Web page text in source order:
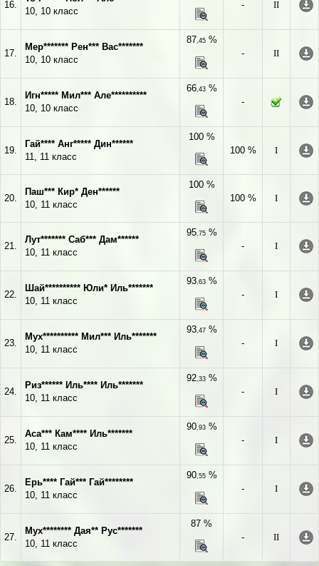
16.
10, 10 класс
- II
17.
Мер******* Рен*** Вас*******
10, 10 класс
87,45%
-
II
18.
Игн***** Мил*** Але**********
10, 10 класс
66,43%
-
19.
Гай**** Анг***** Дин******
11, 11 класс
100 %
100 %
I
20.
Паш*** Кир* Ден******
10, 11 класс
100 %
100 %
I
21.
Лут******* Саб*** Дам******
10, 11 класс
95,75%
-
I
22.
Шай********** Юли* Иль*******
10, 11 класс
93,63%
-
I
23.
Мух********** Мил*** Иль*******
10, 11 класс
93,47%
-
I
24.
Риз****** Иль**** Иль*******
10, 11 класс
92,33%
-
I
25.
Аса*** Кам**** Иль*******
10, 11 класс
90,93%
-
I
26.
Ерь**** Гай*** Гай********
10, 11 класс
90,55%
-
I
27.
Мух******** Дая** Рус*******
10, 11 класс
87 %
-
II